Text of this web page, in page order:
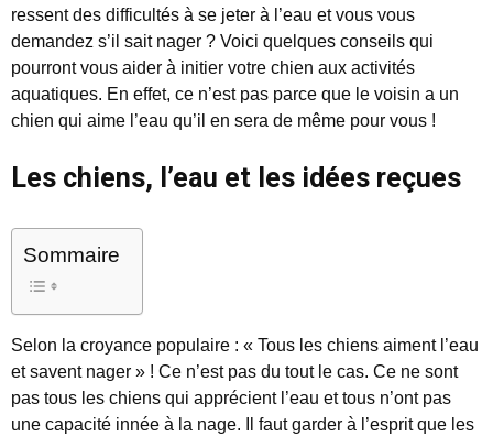
ressent des difficultés à se jeter à l’eau et vous vous
demandez s’il sait nager ? Voici quelques conseils qui
pourront vous aider à initier votre chien aux activités
aquatiques. En effet, ce n’est pas parce que le voisin a un
chien qui aime l’eau qu’il en sera de même pour vous !
Les chiens, l’eau et les idées reçues
Sommaire
Selon la croyance populaire : « Tous les chiens aiment l’eau
et savent nager » ! Ce n’est pas du tout le cas. Ce ne sont
pas tous les chiens qui apprécient l’eau et tous n’ont pas
une capacité innée à la nage. Il faut garder à l’esprit que les